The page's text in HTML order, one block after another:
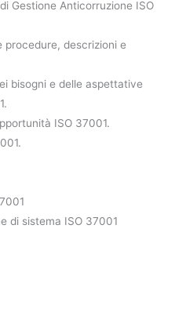
Gestione Anticorruzione ISO
procedure, descrizioni e
bisogni e delle aspettative
ISO 37001.
di sistema ISO 37001